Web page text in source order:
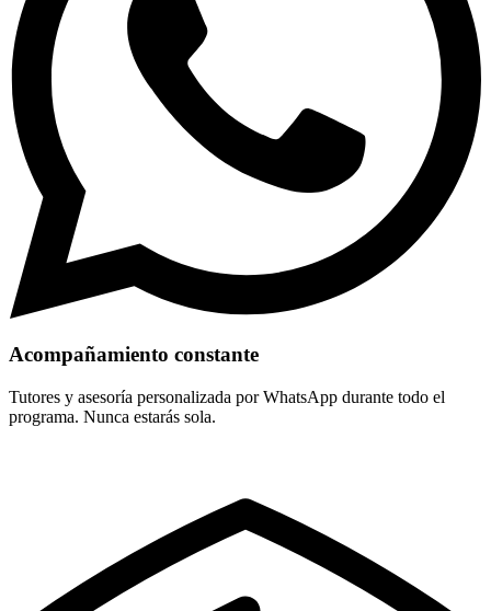
Acompañamiento constante
Tutores y asesoría personalizada por WhatsApp durante todo el
programa. Nunca estarás sola.